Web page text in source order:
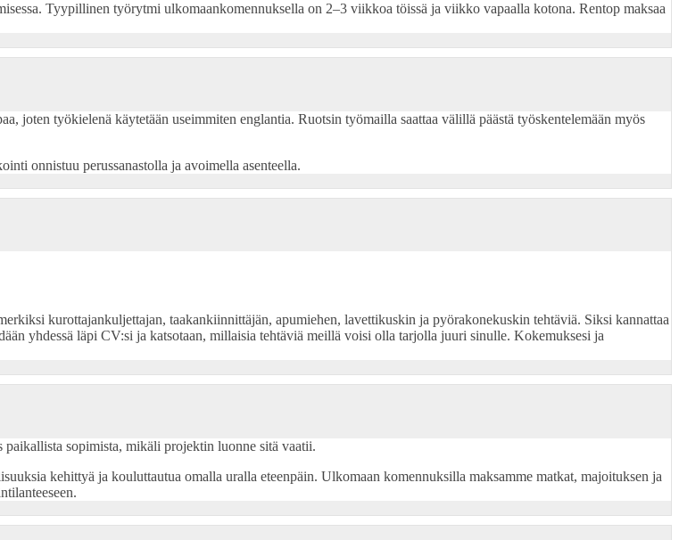
Tyypillinen työrytmi ulkomaankomennuksella on 2–3 viikkoa töissä ja viikko vapaalla kotona. Rentop maksaa
joten työkielenä käytetään useimmiten englantia. Ruotsin työmailla saattaa välillä päästä työskentelemään myös
onnistuu perussanastolla ja avoimella asenteella.
kurottajankuljettajan, taakankiinnittäjän, apumiehen, lavettikuskin ja pyörakonekuskin tehtäviä. Siksi kannattaa
yhdessä läpi CV:si ja katsotaan, millaisia tehtäviä meillä voisi olla tarjolla juuri sinulle. Kokemuksesi ja
paikallista sopimista, mikäli projektin luonne sitä vaatii.
kehittyä ja kouluttautua omalla uralla eteenpäin. Ulkomaan komennuksilla maksamme matkat, majoituksen ja